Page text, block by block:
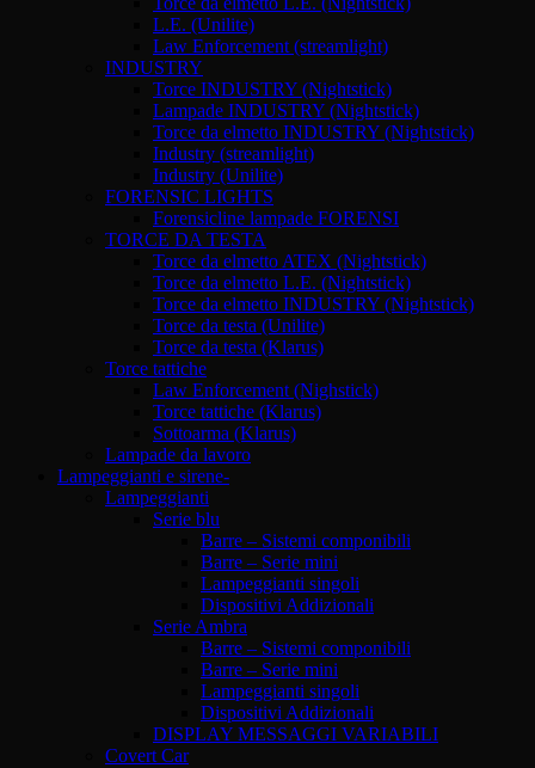
L.E. (Unilite)
Law Enforcement (streamlight)
INDUSTRY
Torce INDUSTRY (Nightstick)
Lampade INDUSTRY (Nightstick)
Torce da elmetto INDUSTRY (Nightstick)
Industry (streamlight)
Industry (Unilite)
FORENSIC LIGHTS
Forensicline lampade FORENSI
TORCE DA TESTA
Torce da elmetto ATEX (Nightstick)
Torce da elmetto L.E. (Nightstick)
Torce da elmetto INDUSTRY (Nightstick)
Torce da testa (Unilite)
Torce da testa (Klarus)
Torce tattiche
Law Enforcement (Nighstick)
Torce tattiche (Klarus)
Sottoarma (Klarus)
Lampade da lavoro
Lampeggianti e sirene-
Lampeggianti
Serie blu
Barre – Sistemi componibili
Barre – Serie mini
Lampeggianti singoli
Dispositivi Addizionali
Serie Ambra
Barre – Sistemi componibili
Barre – Serie mini
Lampeggianti singoli
Dispositivi Addizionali
DISPLAY MESSAGGI VARIABILI
Covert Car